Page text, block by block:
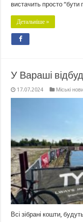
вистачить просто
Детальніше »
У Вараші
17.07.2024 Міські
Всі зібрані кошти,